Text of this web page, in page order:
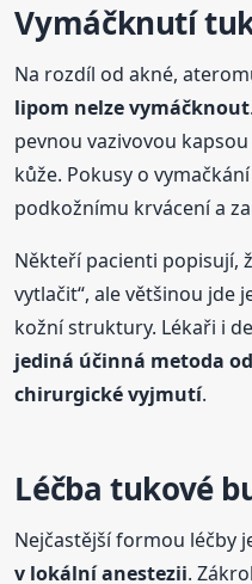
Vymáčknutí
Na rozdíl od akné,
lipom nelze vymáčknout
pevnou vazivovou
kůže. Pokusy o
podkožnímu krvácení a
Někteří pacienti popisují,
vytlačit“, ale většinou jde
kožní struktury. Lékaři i
jediná účinná metoda
chirurgické vyjmutí.
Léčba tukové
Nejčastější formou léčby
v lokální anestezii.